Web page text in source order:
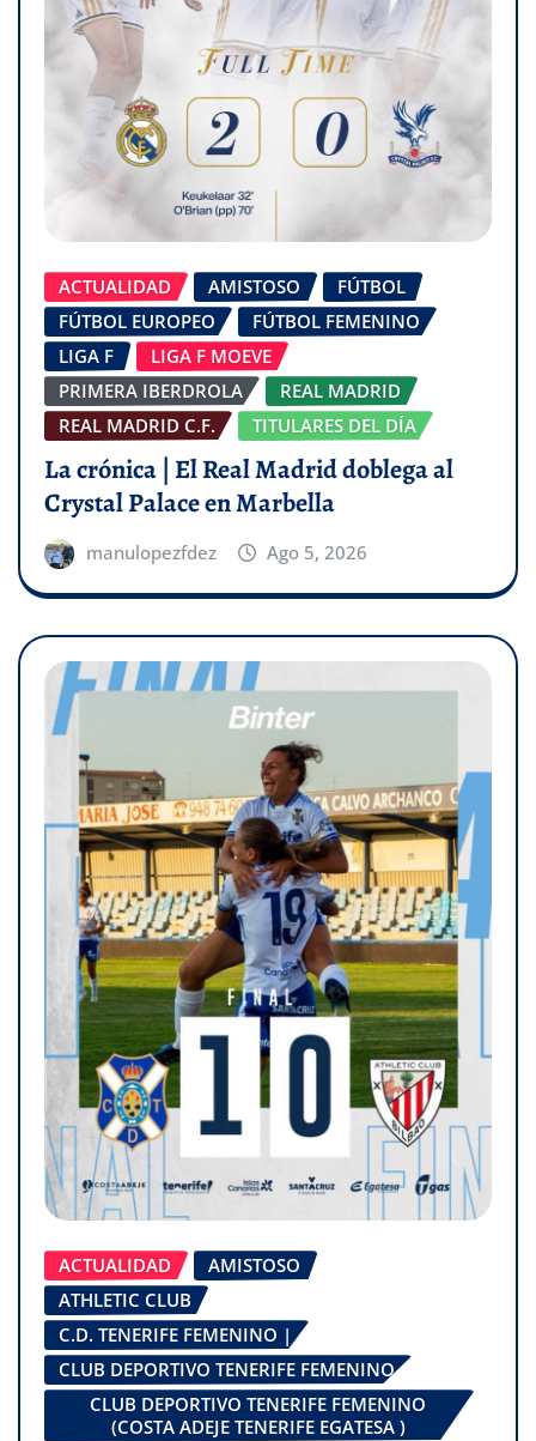
ACTUALIDAD AMISTOSO
FÚTBOL
FÚTBOL EUROPEO
FÚTBOL FEMENINO
LIGA F
LIGA F MOEVE
PRIMERA IBERDROLA
REAL MADRID
REAL MADRID C.F.
TITULARES DEL DÍA
La crónica | El Real Madrid doblega al
Crystal Palace en Marbella
manulopezfdez Ago 5, 2026
ACTUALIDAD
AMISTOSO
ATHLETIC CLUB
C.D. TENERIFE FEMENINO |
CLUB DEPORTIVO TENERIFE FEMENINO
CLUB DEPORTIVO TENERIFE FEMENINO
(COSTA ADEJE TENERIFE EGATESA )